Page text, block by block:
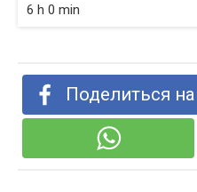
6 h 0 min
Поделиться